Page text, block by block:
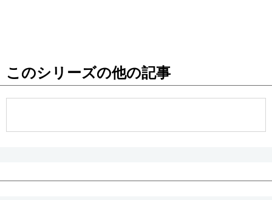
お知らせ
公式SNS
このシリーズの他の記事